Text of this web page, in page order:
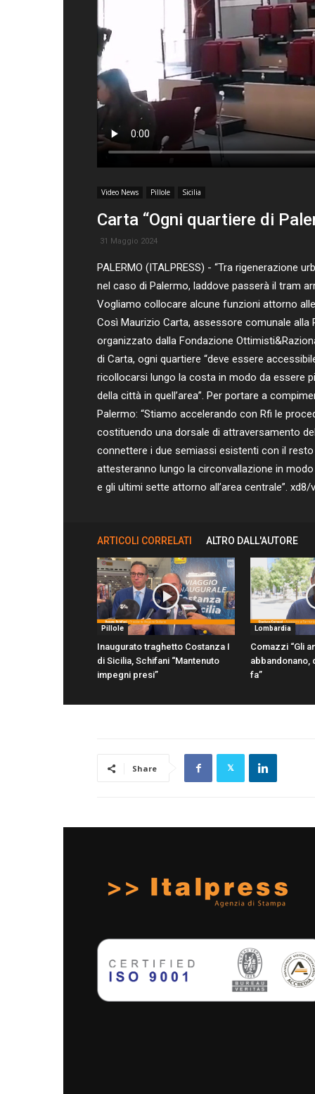
Video News Pillole Sicilia
Carta “Ogni quartiere di
31 Maggio 2024
PALERMO (ITALPRESS) - “Tra rigenerazione
nel caso di Palermo, laddove passerà il tram
Vogliamo collocare alcune funzioni attorno
Così Maurizio Carta, assessore comunale alla
organizzato dalla Fondazione
di Carta, ogni quartiere “deve essere
ricollocarsi lungo la costa in modo da essere
della città in quell’area”. Per portare a
Palermo: “Stiamo accelerando con Rfi le
costituendo una dorsale di attraversamento
connettere i due semiassi esistenti con il
attesteranno lungo la circonvallazione in
e gli ultimi sette attorno all’area centrale”. xd8/
ARTICOLI CORRELATI ALTRO DALL'AUTORE
Pillole
Inaugurato traghetto Costanza I
di Sicilia, Schifani “Mantenuto
impegni presi”
Lombardia
Comazzi “Gli
abbandonano,
fa”
Share